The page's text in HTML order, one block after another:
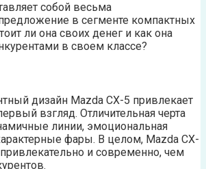
собой весьма
в сегменте компактных
ли она своих денег и как она
в своем классе?
дизайн Mazda CX-5 привлекает
взгляд. Отличительная черта
линии, эмоциональная
фары. В целом, Mazda CX-
и современно, чем